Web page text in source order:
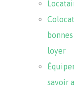
loyer
savoir